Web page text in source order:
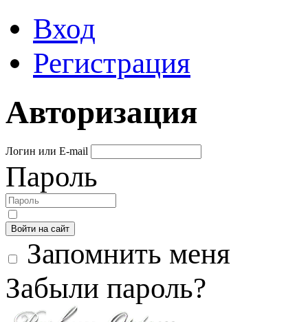
Вход
Регистрация
Авторизация
Логин или E-mail
Пароль
Войти на сайт
Запомнить меня
Забыли пароль?